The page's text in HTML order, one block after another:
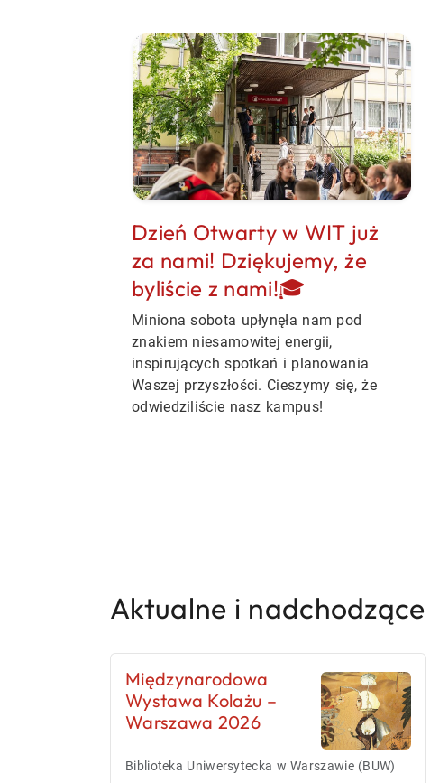
Dzień Otwarty w WIT już
za nami! Dziękujemy, że
byliście z nami!🎓
Miniona sobota upłynęła nam pod
znakiem niesamowitej energii,
inspirujących spotkań i planowania
Waszej przyszłości. Cieszymy się, że
odwiedziliście nasz kampus!
Aktualne i
Międzynarodowa
Wystawa Kolażu –
Warszawa 2026
Biblioteka Uniwersytecka w Warszawie (BUW)